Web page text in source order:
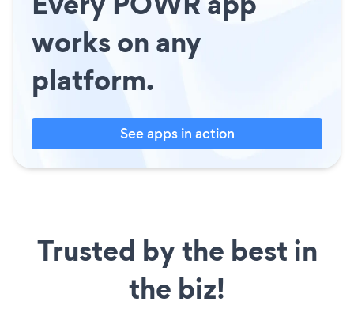
works on any
platform.
See apps in action
Trusted by the best in
the biz!